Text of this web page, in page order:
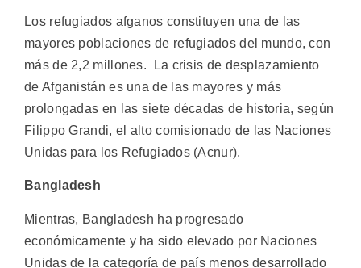
Los refugiados afganos constituyen una de las
mayores poblaciones de refugiados del mundo, con
más de 2,2 millones. La crisis de desplazamiento
de Afganistán es una de las mayores y más
prolongadas en las siete décadas de historia, según
Filippo Grandi, el alto comisionado de las Naciones
Unidas para los Refugiados (Acnur).
Bangladesh
Mientras, Bangladesh ha progresado
económicamente y ha sido elevado por Naciones
Unidas de la categoría de país menos desarrollado